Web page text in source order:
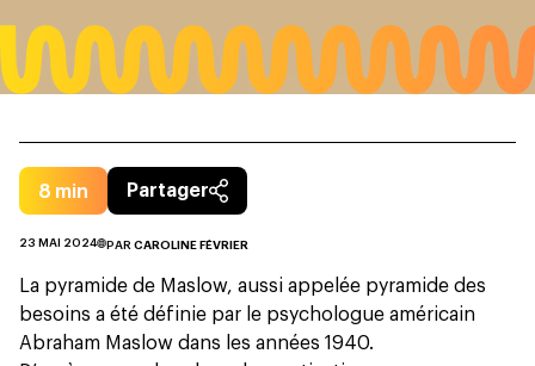
8 min Partager
23 MAI 2024 PAR CAROLINE FÉVRIER
La pyramide de Maslow, aussi appelée pyramide des
besoins a été définie par le psychologue américain
Abraham Maslow dans les années 1940.